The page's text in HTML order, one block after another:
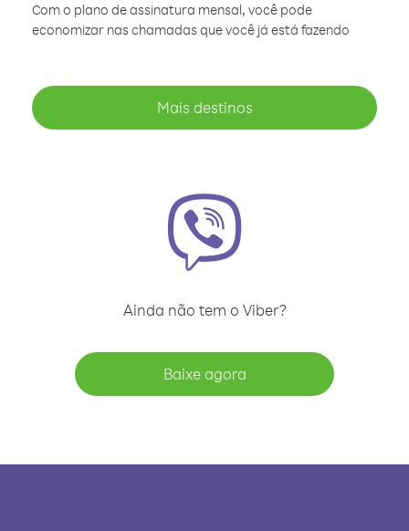
Com o plano de assinatura mensal, você pode
economizar nas chamadas que você já está fazendo
Mais destinos
Ainda não tem o Viber?
Baixe agora